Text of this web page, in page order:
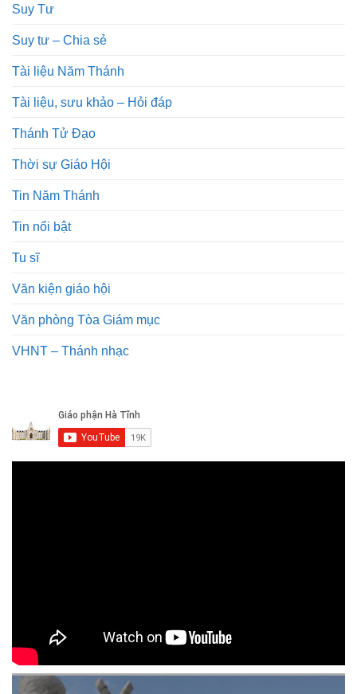
Suy Tư
Suy tư – Chia sẻ
Tài liệu Năm Thánh
Tài liệu, sưu khảo – Hỏi đáp
Thánh Tử Đạo
Thời sự Giáo Hội
Tin Năm Thánh
Tin nổi bật
Tu sĩ
Văn kiện giáo hội
Văn phòng Tòa Giám mục
VHNT – Thánh nhạc